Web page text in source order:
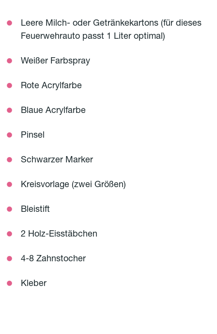
Leere Milch- oder Getränkekartons (für dieses
Feuerwehrauto passt 1 Liter optimal)
Weißer Farbspray
Rote Acrylfarbe
Blaue Acrylfarbe
Pinsel
Schwarzer Marker
Kreisvorlage (zwei Größen)
Bleistift
2 Holz-Eisstäbchen
4-8 Zahnstocher
Kleber